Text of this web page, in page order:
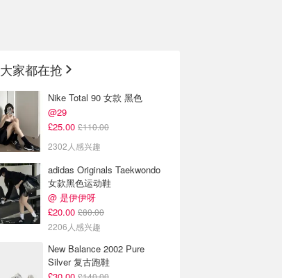
大家都在抢
Nike Total 90 女款 黑色
@29
£25.00 £110.00
2302人感兴趣
adidas Originals Taekwondo
女款黑色运动鞋
@ 是伊伊呀
£20.00 £80.00
2206人感兴趣
New Balance 2002 Pure
Silver 复古跑鞋